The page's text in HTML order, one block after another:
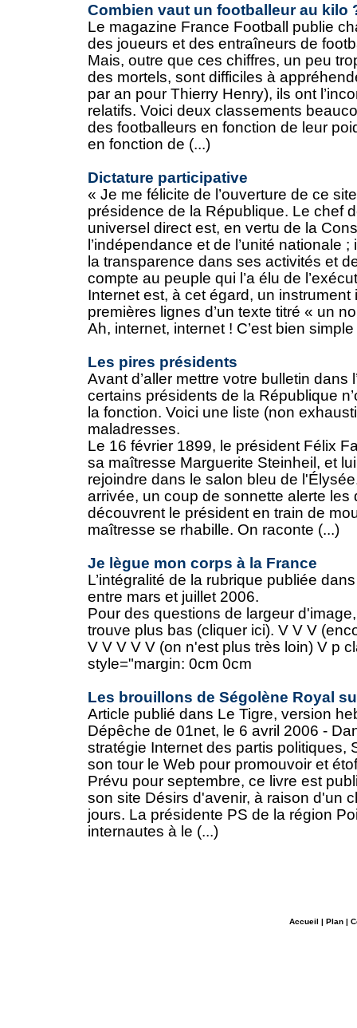
Combien vaut un footballeur au kilo
Le magazine France Football publie
des joueurs et des entraîneurs de
Mais, outre que ces chiffres, un peu
des mortels, sont difficiles à
par an pour Thierry Henry), ils ont
relatifs. Voici deux classements
des footballeurs en fonction de leur
en fonction de (...)
Dictature participative
« Je me félicite de l’ouverture de ce
présidence de la République. Le chef
universel direct est, en vertu de la
l’indépendance et de l’unité nationale
la transparence dans ses activités et
compte au peuple qui l’a élu de
Internet est, à cet égard, un
premières lignes d’un texte titré « un
Ah, internet, internet ! C’est bien
Les pires présidents
Avant d’aller mettre votre bulletin dans
certains présidents de la République
la fonction. Voici une liste (non
maladresses.
Le 16 février 1899, le président Félix
sa maîtresse Marguerite Steinheil, et
rejoindre dans le salon bleu de
arrivée, un coup de sonnette alerte les
découvrent le président en train de
maîtresse se rhabille. On raconte (...)
Je lègue mon corps à la France
L’intégralité de la rubrique publiée
entre mars et juillet 2006.
Pour des questions de largeur
trouve plus bas (cliquer ici). V V V
V V V V V (on n'est plus très loin) V p
style="margin: 0cm 0cm
Les brouillons de Ségolène Royal
Article publié dans Le Tigre, version
Dépêche de 01net, le 6 avril 2006 -
stratégie Internet des partis politiques,
son tour le Web pour promouvoir et
Prévu pour septembre, ce livre est
son site Désirs d'avenir, à raison d'un
jours. La présidente PS de la région
internautes à le (...)
Accueil | Plan|